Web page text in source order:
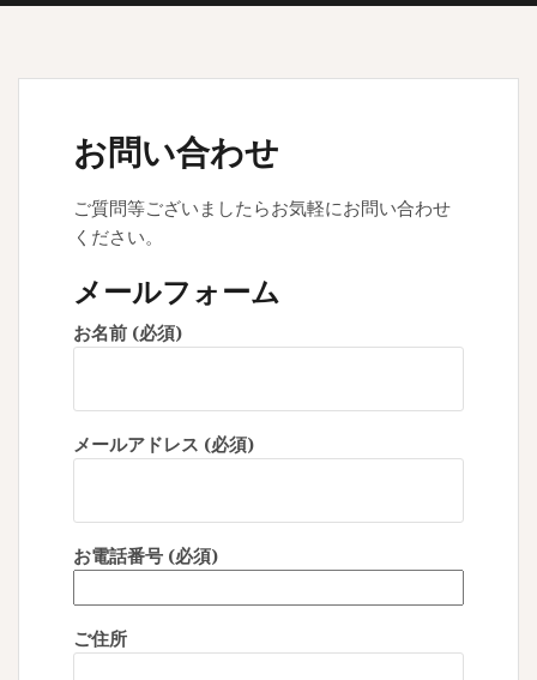
お問い合わせ
ご質問等ございましたらお気軽にお問い合わせ
ください。
メールフォーム
お名前 (必須)
メールアドレス (必須)
お電話番号 (必須)
ご住所